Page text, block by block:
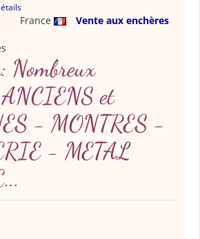
France Vente aux enchères
Nombreux
et
- MONTRES -
- METAL